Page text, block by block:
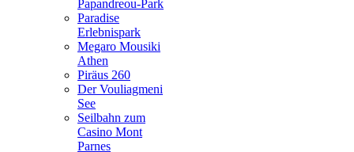
Papandreou-Park
Paradise
Erlebnispark
Megaro Mousiki
Athen
Piräus 260
Der Vouliagmeni
See
Seilbahn zum
Casino Mont
Parnes